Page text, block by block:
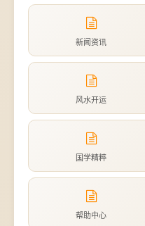
新闻资讯
风水开运
国学精粹
帮助中心